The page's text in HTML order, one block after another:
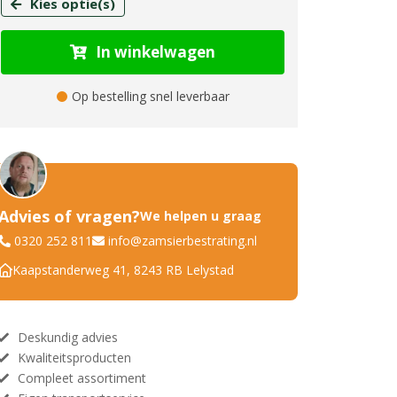
Kies optie(s)
In winkelwagen
Op bestelling snel leverbaar
of vragen?We helpen u graag
0320 252 811
info@zamsierbestrating.nl
Kaapstanderweg 41, 8243 RB Lelystad
Deskundig advies
Kwaliteitsproducten
Compleet assortiment